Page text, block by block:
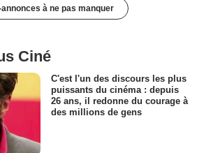
à ne pas manquer
Ciné
C'est l'un des discours les plus
puissants du cinéma : depuis
26 ans, il redonne du courage à
des millions de gens